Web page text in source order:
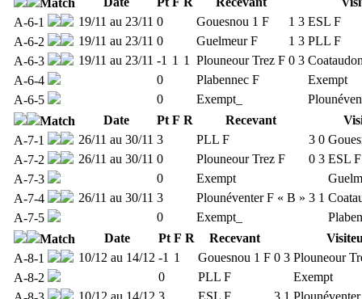
Match
A-6-1
19/11 au 23/11 0 Gouesnou 1 F 1 3 ESL F
A-6-2
19/11 au 23/11 0 Guelmeur F 1 3 PLL F
A-6-3
19/11 au 23/11 -1 1 1 Plouneour Trez F 0 3
A-6-4
0 Plabennec F
Exempt
A-6-5
0 Exempt_
Match
Date Pt F R Recevant
A-7-1
26/11 au 30/11 3 PLL F 3 0
A-7-2
26/11 au 30/11 0 Plouneour Trez F 0 3 ESL F
A-7-3
0 Exempt
A-7-4
26/11 au 30/11 3 Plounéventer F « B » 3 1
A-7-5
0 Exempt_
Match
Date Pt F R Recevant
A-8-1
10/12 au 14/12 -1 1 Gouesnou 1 F 0 3 Plouneour
A-8-2
0 PLL F
Exempt